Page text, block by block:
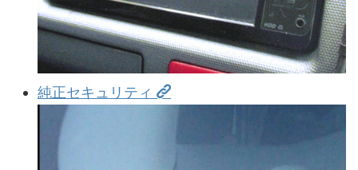
純正セキュリティ